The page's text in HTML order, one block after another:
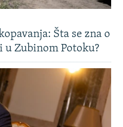
Šta se zna o
u Zubinom Potoku?